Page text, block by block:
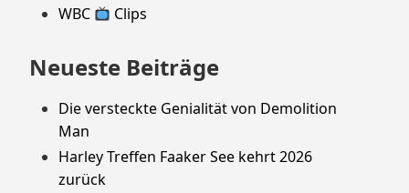
WBC
Clips
Neueste Beiträge
Die versteckte Genialität von Demolition
Man
Harley Treffen Faaker See kehrt 2026
zurück